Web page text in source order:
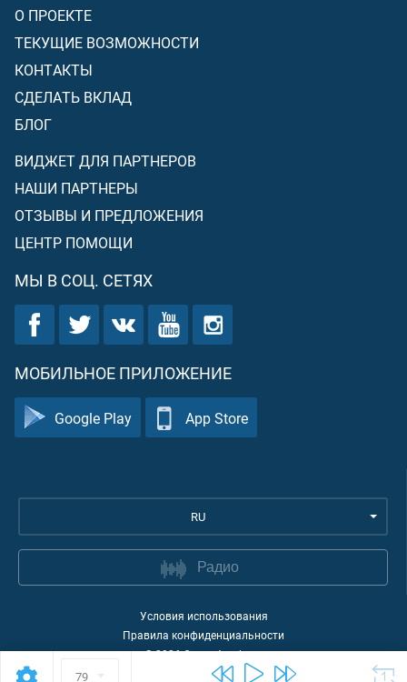
79
О ПРОЕКТЕ
ТЕКУЩИЕ ВОЗМОЖНОСТИ
КОНТАКТЫ
СДЕЛАТЬ ВКЛАД
БЛОГ
ВИДЖЕТ ДЛЯ ПАРТНЕРОВ
НАШИ ПАРТНЕРЫ
ОТЗЫВЫ И ПРЕДЛОЖЕНИЯ
ЦЕНТР ПОМОЩИ
МЫ В СОЦ. СЕТЯХ
МОБИЛЬНОЕ ПРИЛОЖЕНИЕ
Google Play App Store
RU
Радио
Условия использования
Правила конфиденциальности
©2026Quran Academy